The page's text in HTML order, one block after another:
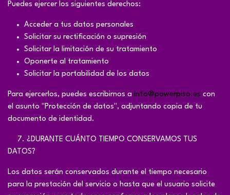
Puedes ejercer los siguientes derechos:
Acceder a tus datos personales
Solicitar su rectificación o supresión
Solicitar la limitación de su tratamiento
Oponerte al tratamiento
Solicitar la portabilidad de los datos
Para ejercerlos, puedes escribirnos a info@powerpiso.es con
el asunto "Protección de datos", adjuntando copia de tu
documento de identidad.
​7. ¿DURANTE CUÁNTO TIEMPO CONSERVAMOS TUS
DATOS?
Los datos serán conservados durante el tiempo necesario
para la prestación del servicio o hasta que el usuario solicite